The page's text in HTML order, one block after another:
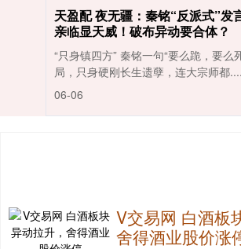
天盈配 夜无疆：秦铭“反派式”发
亲临显天威！破布异动要合体？
“只身镇四方” 秦铭一句“要么跪，要么
局，只身硬刚长生遗孽，连大宗师都....
06-06
V交易网 白酒板
舍得酒业股价涨